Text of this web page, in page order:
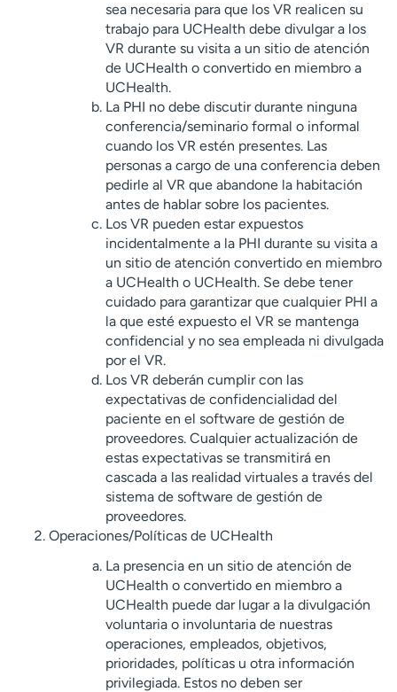
sea necesaria para que los VR realicen su
trabajo para UCHealth debe divulgar a los
VR durante su visita a un sitio de atención
de UCHealth o convertido en miembro a
UCHealth.
La PHI no debe discutir durante ninguna
conferencia/seminario formal o informal
cuando los VR estén presentes. Las
personas a cargo de una conferencia deben
pedirle al VR que abandone la habitación
antes de hablar sobre los pacientes.
Los VR pueden estar expuestos
incidentalmente a la PHI durante su visita a
un sitio de atención convertido en miembro
a UCHealth o UCHealth. Se debe tener
cuidado para garantizar que cualquier PHI a
la que esté expuesto el VR se mantenga
confidencial y no sea empleada ni divulgada
por el VR.
Los VR deberán cumplir con las
expectativas de confidencialidad del
paciente en el software de gestión de
proveedores. Cualquier actualización de
estas expectativas se transmitirá en
cascada a las realidad virtuales a través del
sistema de software de gestión de
proveedores.
Operaciones/Políticas de UCHealth
La presencia en un sitio de atención de
UCHealth o convertido en miembro a
UCHealth puede dar lugar a la divulgación
voluntaria o involuntaria de nuestras
operaciones, empleados, objetivos,
prioridades, políticas u otra información
privilegiada. Estos no deben ser